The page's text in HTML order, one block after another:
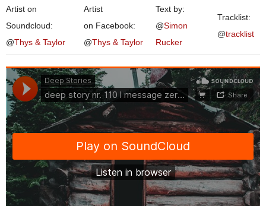
Artist on
Soundcloud:
@Thys & Taylor
Artist
on Facebook:
@Thys & Taylor
Text by:
@Simon
Rucker
Tracklist:
@tracklist